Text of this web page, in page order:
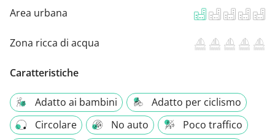
Area urbana
Zona ricca di acqua
Caratteristiche
Adatto ai bambini
Adatto per ciclismo
Circolare
No auto
Poco traffico